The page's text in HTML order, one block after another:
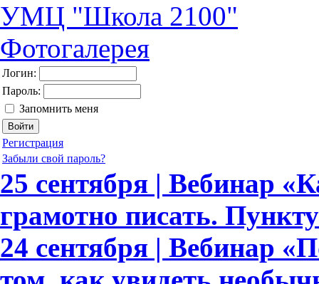
УМЦ "Школа 2100"
Фотогалерея
Логин:
Пароль:
Запомнить меня
Регистрация
Забыли свой пароль?
25 сентября | Вебинар
грамотно писать.
24 сентября | Вебинар